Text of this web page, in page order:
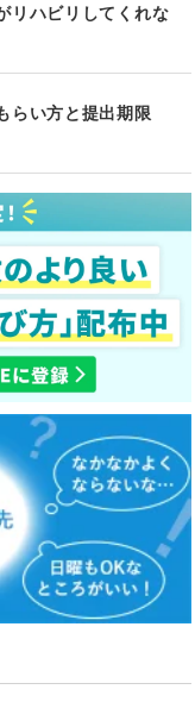
リハビリしてくれな
らい方と提出期限